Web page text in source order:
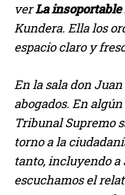
verLa
Kundera. Ella los
espacio claro y
En la sala don
abogados. En
Tribunal Supremo
torno a la
tanto, incluyendo a
escuchamos el